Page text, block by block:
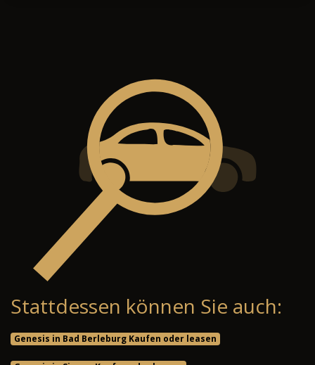
Stattdessen können Sie auch:
Genesis in Bad Berleburg Kaufen oder leasen